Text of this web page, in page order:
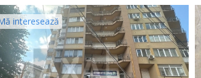
interesează